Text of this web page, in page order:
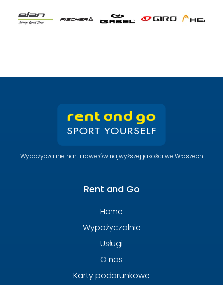
Wypożyczalnie nart i rowerów najwyższej jakości we Włoszech
Rent and Go
Home
Wypożyczalnie
Usługi
O nas
Karty podarunkowe